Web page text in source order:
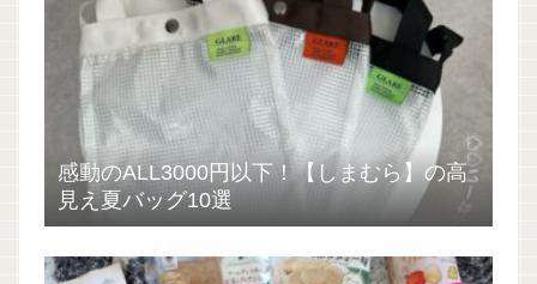
感動のALL3000円以下！【しまむら】の高
見え夏バッグ10選